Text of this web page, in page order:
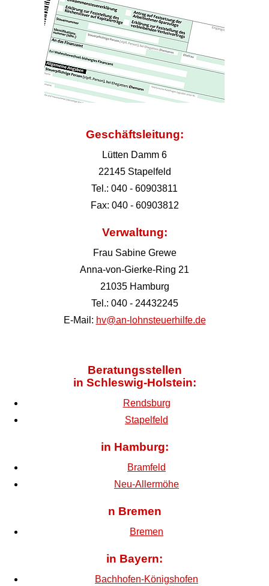
Geschäftsleitung:
Lütten Damm 6
22145 Stapelfeld
Tel.: 040 - 60903811
Fax: 040 - 60903812
Verwaltung:
Frau Sabine Grewe
Anna-von-Gierke-Ring 21
21035 Hamburg
Tel.: 040 - 24432245
E-Mail: hv@an-lohnsteuerhilfe.de
Beratungsstellen
in Schleswig-Holstein:
Rendsburg
Stapelfeld
in Hamburg:
Bramfeld
Neu-Allermöhe
n Bremen
Bremen
in Bayern:
Bachhofen-Königshofen